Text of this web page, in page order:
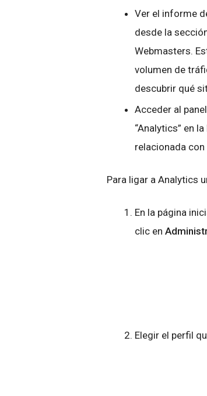
Ver el informe
desde la
Webmasters.
volumen de
descubrir qué
Acceder al
“Analytics” en
relacionada
Para ligar a Analytics
En la página
clic en
Elegir el perfil